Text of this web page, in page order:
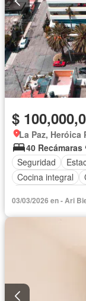
$
La Paz, Heróica
40 Recámaras
Seguridad
Cocina integral
Sala polivalente
03/03/2026 en - Ari